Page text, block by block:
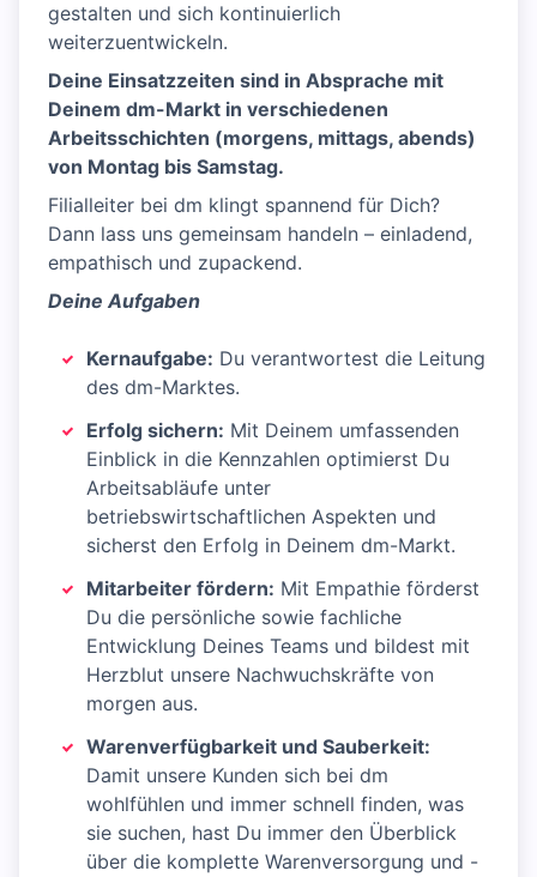
gestalten und sich kontinuierlich
weiterzuentwickeln.
Deine Einsatzzeiten sind in Absprache mit
Deinem dm-Markt in verschiedenen
Arbeitsschichten (morgens, mittags, abends)
von Montag bis Samstag.
Filialleiter bei dm klingt spannend für Dich?
Dann lass uns gemeinsam handeln – einladend,
empathisch und zupackend.
Deine Aufgaben
Kernaufgabe: Du verantwortest die Leitung
des dm-Marktes.
Erfolg sichern: Mit Deinem umfassenden
Einblick in die Kennzahlen optimierst Du
Arbeitsabläufe unter
betriebswirtschaftlichen Aspekten und
sicherst den Erfolg in Deinem dm-Markt.
Mitarbeiter fördern: Mit Empathie förderst
Du die persönliche sowie fachliche
Entwicklung Deines Teams und bildest mit
Herzblut unsere Nachwuchskräfte von
morgen aus.
Warenverfügbarkeit und Sauberkeit:
Damit unsere Kunden sich bei dm
wohlfühlen und immer schnell finden, was
sie suchen, hast Du immer den Überblick
über die komplette Warenversorgung und -